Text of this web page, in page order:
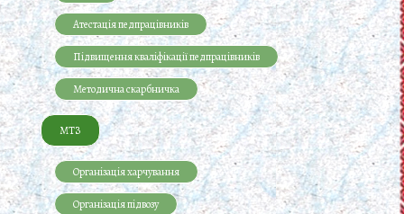
Атестація педпрацівників
Підвищення кваліфікації педпрацівників
Методична скарбничка
МТЗ
Організація харчування
Організація підвозу